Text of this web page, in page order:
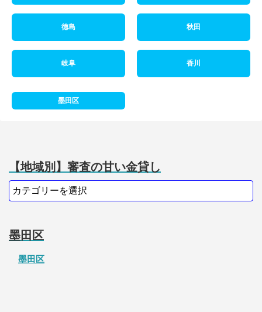
徳島 秋田
岐阜 香川
墨田区
【地域別】審査の甘い金貸し
墨田区
墨田区